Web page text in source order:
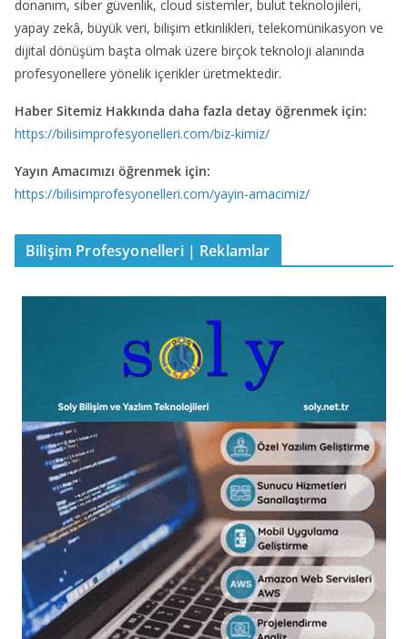
donanım, siber güvenlik, cloud sistemler, bulut teknolojileri,
yapay zekâ, büyük veri, bilişim etkinlikleri, telekomünikasyon ve
dijital dönüşüm başta olmak üzere birçok teknoloji alanında
profesyonellere yönelik içerikler üretmektedir.
Haber Sitemiz Hakkında daha fazla detay öğrenmek için:
https://bilisimprofesyonelleri.com/biz-kimiz/
Yayın Amacımızı öğrenmek için:
https://bilisimprofesyonelleri.com/yayin-amacimiz/
Bilişim Profesyonelleri | Reklamlar